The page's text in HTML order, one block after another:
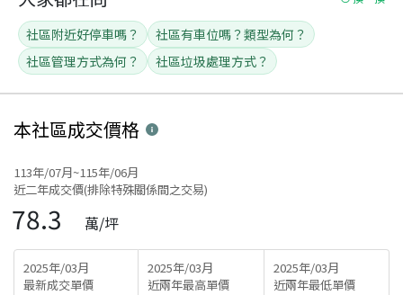
社區附近好停車嗎？
社區有車位嗎？類型為何？
社區管理方式為何？
社區垃圾處理方式？
本社區成交價格
113年/07月~115年/06月
近二年成交價(排除特殊關係間之交易)
78.3 萬/坪
2025年/03月
最新成交單價
2025年/03月
近兩年最高單價
2025年/03月
近兩年最低單價